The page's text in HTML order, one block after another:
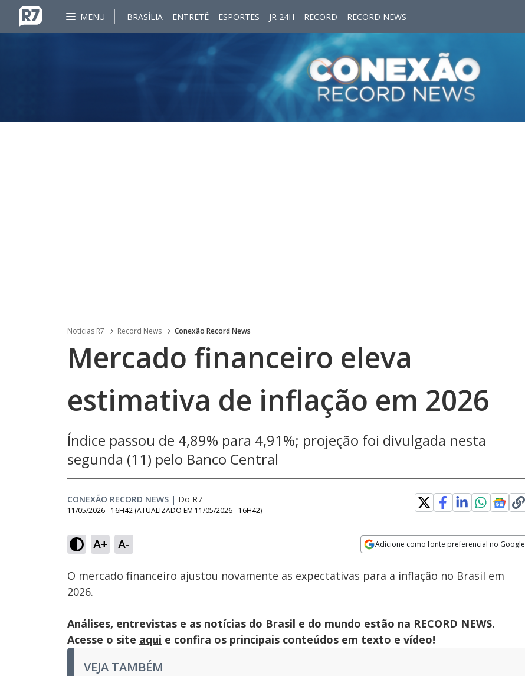
MENU BRASÍLIA ENTRETÊ ESPORTES JR 24H RECORD RECORD NEWS
Noticias R7 Record News Conexão Record News
Mercado financeiro eleva
estimativa de inflação em 2026
Índice passou de 4,89% para 4,91%; projeção foi divulgada nesta
segunda (11) pelo Banco Central
CONEXÃO RECORD NEWS | Do R7
11/05/2026 - 16H42 (ATUALIZADO EM 11/05/2026 - 16H42)
A+ A- Adicione como fonte preferencial no Google
Ativar
Som
Velocidade
O mercado financeiro ajustou novamente as expectativas para a inflação no Brasil em
2026.
Análises, entrevistas e as notícias do Brasil e do mundo estão na RECORD NEWS.
Acesse o site aqui e confira os principais conteúdos em texto e vídeo!
VEJA TAMBÉM